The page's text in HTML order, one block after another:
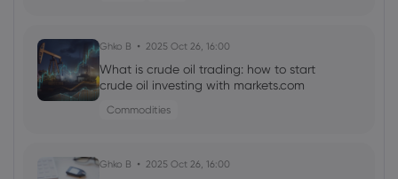
Ghko B 2025 Oct 26, 16:00
What is crude oil trading: how to start
crude oil investing with markets.com
Commodities
Ghko B 2025 Oct 26, 16:00